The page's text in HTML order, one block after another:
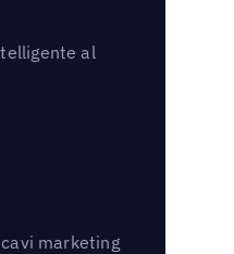
al
marketing